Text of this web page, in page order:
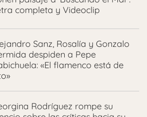
completa y Videoclip
Sanz, Rosalía y Gonzalo
despiden a Pepe
«El flamenco está de
Rodríguez rompe su